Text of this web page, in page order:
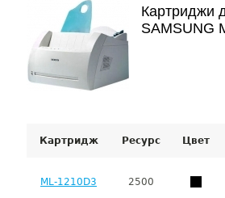
Картриджи
SAMSUNG
Картридж Ресурс Цвет
ML-1210D3 2500